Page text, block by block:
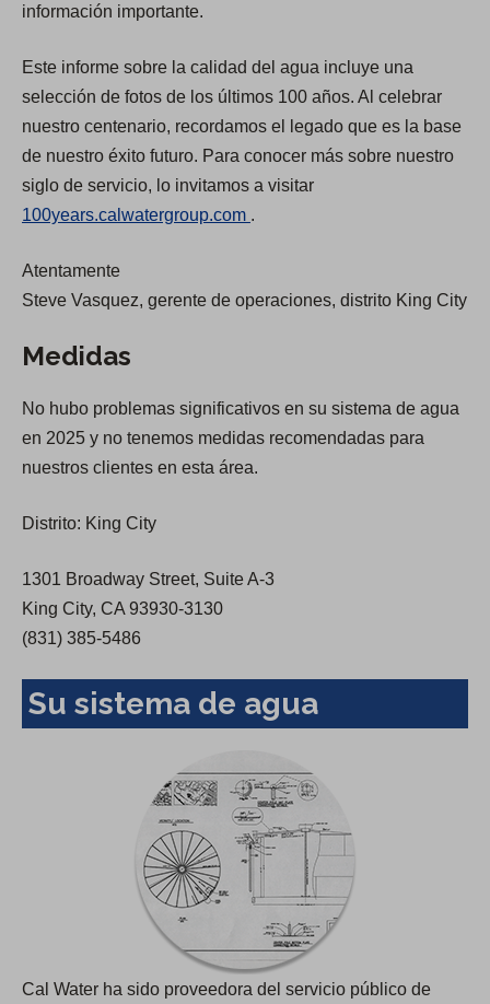
p
n
s
i
n
a
n
t
n
s
i
n
t
información importante.
Este informe sobre la calidad del agua incluye una
selección de fotos de los últimos 100 años. Al celebrar
nuestro centenario, recordamos el legado que es la base
de nuestro éxito futuro. Para conocer más sobre nuestro
siglo de servicio, lo invitamos a visitar
100years.calwatergroup.com
e
n
a
n
t
.
Atentamente
Steve Vasquez, gerente de operaciones, distrito King City
Medidas
No hubo problemas significativos en su sistema de agua
en 2025 y no tenemos medidas recomendadas para
nuestros clientes en esta área.
Distrito: King City
1301 Broadway Street, Suite A-3
King City, CA 93930-3130
(831) 385-5486
Su sistema de agua
Cal Water ha sido proveedora del servicio público de